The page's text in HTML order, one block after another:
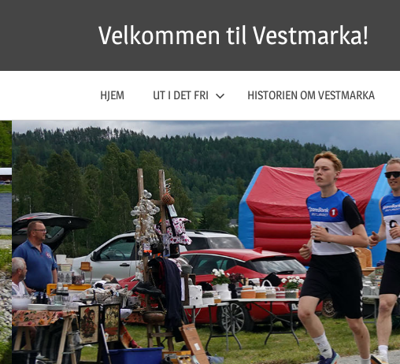
Velkommen til Vestmarka!
HJEM UT I DET FRI HISTORIEN OM VESTMARKA